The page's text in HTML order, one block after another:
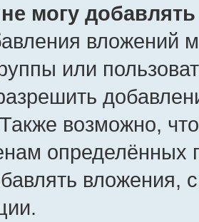
могу
вложений
или
возможно,
определённых
вложения,